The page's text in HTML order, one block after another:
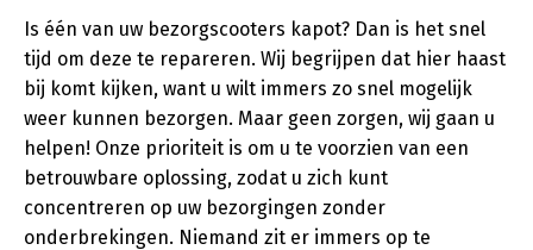
Is één van uw bezorgscooters kapot? Dan is het snel
tijd om deze te repareren. Wij begrijpen dat hier haast
bij komt kijken, want u wilt immers zo snel mogelijk
weer kunnen bezorgen. Maar geen zorgen, wij gaan u
helpen! Onze prioriteit is om u te voorzien van een
betrouwbare oplossing, zodat u zich kunt
concentreren op uw bezorgingen zonder
onderbrekingen. Niemand zit er immers op te